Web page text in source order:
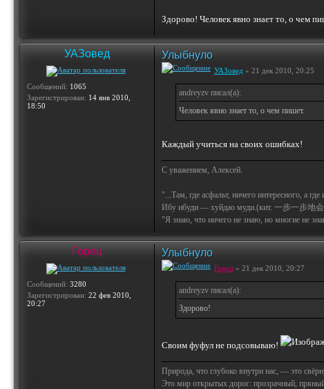
Здорово! Человек явно знает то, о чем
УАЗовед
Сообщений: 1065
Зарегистрирован: 14 янв 2010,
18:50
Улыбнуло
УАЗовед » 21 дек 2010, 20:25
andreyzv писал(а):
Человек явно знает то, о чем пишет.
Каждый учиться на своих ошибках!
С уважением, Алексей.
"...Там, где асфальт, ничего интересного, а
Ибу ибуди — хуйдао муди.(кит. 一步一步地
"Я знаю, что ничего не знаю, но многие не
Горец
Сообщений: 3280
Зарегистрирован: 22 фев 2010,
20:27
Улыбнуло
Горец » 21 дек 2010, 20:27
andreyzv писал(а):
Здорово!
Своим фуфул не подсовываю!
Природа, что глубоко внутри нас, — это
Это мир открытых дорог: прозрачный,